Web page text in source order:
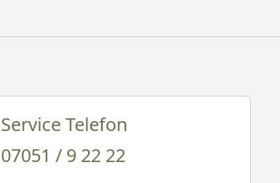
Service Telefon
07051 / 9 22 22